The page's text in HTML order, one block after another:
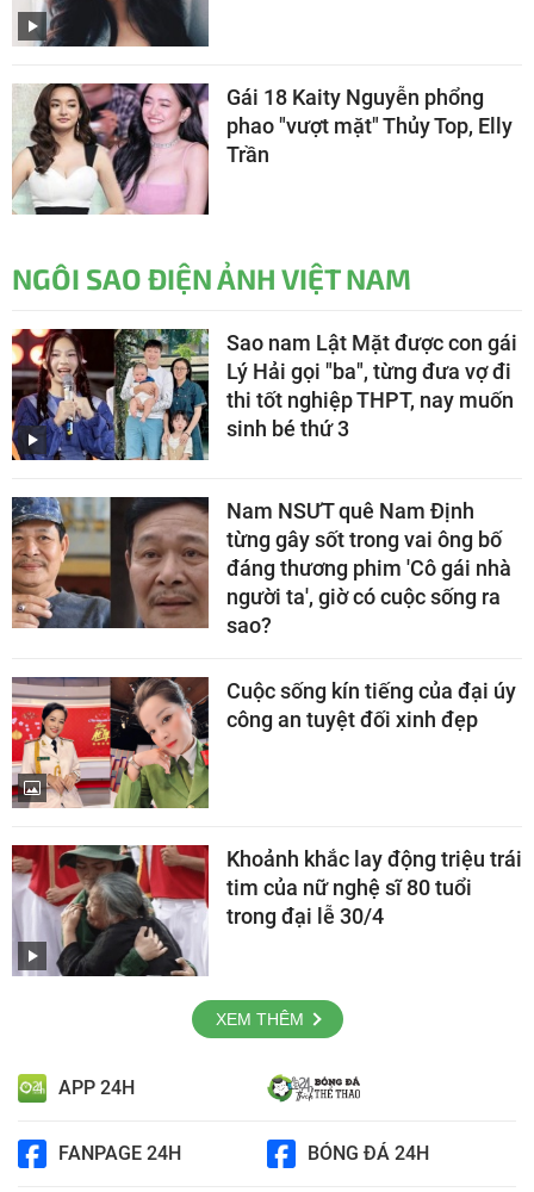
Gái 18 Kaity Nguyễn phổng
phao "vượt mặt" Thủy Top, Elly
Trần
NGÔI SAO ĐIỆN ẢNH VIỆT NAM
Sao nam Lật Mặt được con gái
Lý Hải gọi "ba", từng đưa vợ đi
thi tốt nghiệp THPT, nay muốn
sinh bé thứ 3
Nam NSƯT quê Nam Định
từng gây sốt trong vai ông bố
đáng thương phim 'Cô gái nhà
người ta', giờ có cuộc sống ra
sao?
Cuộc sống kín tiếng của đại úy
công an tuyệt đối xinh đẹp
Khoảnh khắc lay động triệu trái
tim của nữ nghệ sĩ 80 tuổi
trong đại lễ 30/4
XEM THÊM
APP 24H
FANPAGE 24H BÓNG ĐÁ 24H